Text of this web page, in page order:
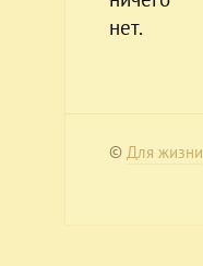
нет.
© Для жизни